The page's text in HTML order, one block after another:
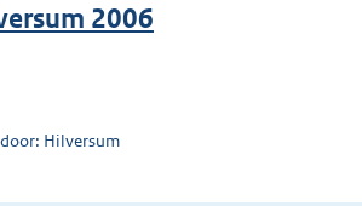
2006
Hilversum